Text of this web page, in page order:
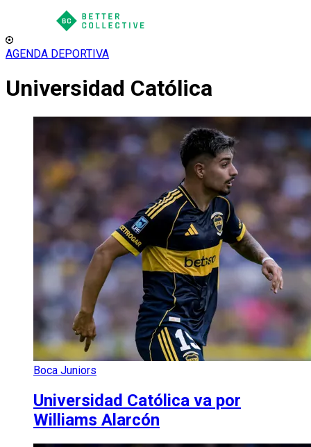
AGENDA DEPORTIVA
Universidad Católica
Boca Juniors
Universidad Católica va por
Williams Alarcón